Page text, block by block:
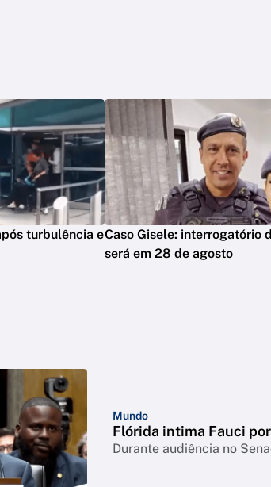
turbulência eCaso Gisele: interrogatório
será em 28 de agosto
Mundo
Flórida intima Fauci
Durante audiência no